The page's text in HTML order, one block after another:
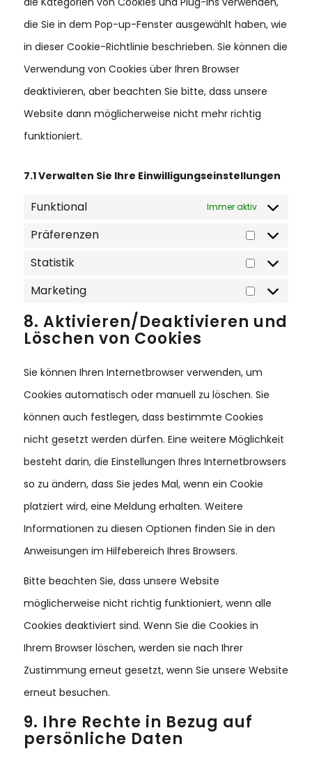
die Sie in dem Pop-up-Fenster ausgewählt haben, wie
in dieser Cookie-Richtlinie beschrieben. Sie können die
Verwendung von Cookies über Ihren Browser
deaktivieren, aber beachten Sie bitte, dass unsere
Website dann möglicherweise nicht mehr richtig
funktioniert.
7.1 Verwalten Sie Ihre Einwilligungseinstellungen
Funktional Immer aktiv
Präferenzen
Statistik STATISTIK
Marketing MARKETING
8. Aktivieren/Deaktivieren und
Löschen von Cookies
Sie können Ihren Internetbrowser verwenden, um
Cookies automatisch oder manuell zu löschen. Sie
können auch festlegen, dass bestimmte Cookies
nicht gesetzt werden dürfen. Eine weitere Möglichkeit
besteht darin, die Einstellungen Ihres Internetbrowsers
so zu ändern, dass Sie jedes Mal, wenn ein Cookie
platziert wird, eine Meldung erhalten. Weitere
Informationen zu diesen Optionen finden Sie in den
Anweisungen im Hilfebereich Ihres Browsers.
Bitte beachten Sie, dass unsere Website
möglicherweise nicht richtig funktioniert, wenn alle
Cookies deaktiviert sind. Wenn Sie die Cookies in
Ihrem Browser löschen, werden sie nach Ihrer
Zustimmung erneut gesetzt, wenn Sie unsere Website
erneut besuchen.
9. Ihre Rechte in Bezug auf
persönliche Daten